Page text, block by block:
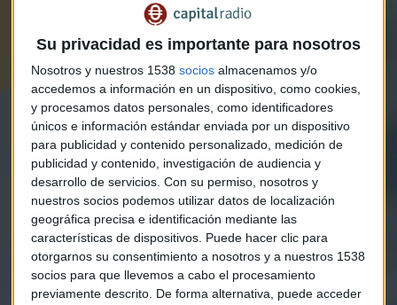
Su privacidad es importante para nosotros
Nosotros y nuestros 1538 socios almacenamos y/o
accedemos a información en un dispositivo, como cookies,
y procesamos datos personales, como identificadores
únicos e información estándar enviada por un dispositivo
para publicidad y contenido personalizado, medición de
publicidad y contenido, investigación de audiencia y
desarrollo de servicios. Con su permiso, nosotros y
nuestros socios podemos utilizar datos de localización
geográfica precisa e identificación mediante las
características de dispositivos. Puede hacer clic para
otorgarnos su consentimiento a nosotros y a nuestros 1538
socios para que llevemos a cabo el procesamiento
previamente descrito. De forma alternativa, puede acceder
Elige los boletines a los que suscribirte*
Apertura
La Magia de la Publicidad
Claves ESG
Acepto la política de privacidad